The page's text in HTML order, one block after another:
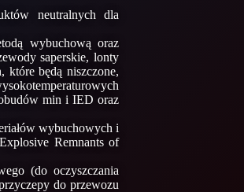
neutralnych dla
wybuchową oraz
saperskie, lonty
które będą niszczone,
min i IED oraz
wybuchowych i
Remnants of
(do oczyszczania
do przewozu